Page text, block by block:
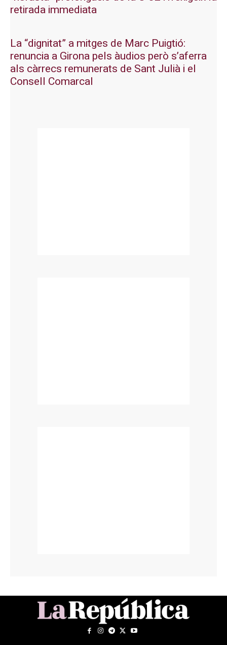
retirada immediata
La “dignitat” a mitges de Marc Puigtió:
renuncia a Girona pels àudios però s’aferra
als càrrecs remunerats de Sant Julià i el
Consell Comarcal